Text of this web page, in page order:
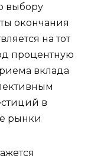
выбору
окончания
на тот
процентную
вклада
в
рынки